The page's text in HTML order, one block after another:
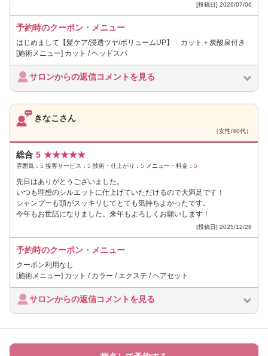
[投稿日] 2026/07/06
予約時のクーポン・メニュー
はじめまして【髪ケア/浸透ツヤ/ボリュームUP】 カット＋炭酸泉付き
[施術メニュー] カット / ヘッドスパ
サロンからの返信コメントを見る
きなこさん
（女性/40代）
総合 5 ★★★★★
雰囲気： 5 接客サービス： 5 技術・仕上がり： 5 メニュー・料金： 5
先日はありがとうございました。
いつも理想のシルエットに仕上げていただけるので大満足です！
シャンプーも頭がスッキリしてとても気持ちよかったです。
今年もお世話になりました。来年もよろしくお願いします！
[投稿日] 2025/12/28
予約時のクーポン・メニュー
クーポン利用なし
[施術メニュー] カット / カラー / エクステ / ヘアセット
サロンからの返信コメントを見る